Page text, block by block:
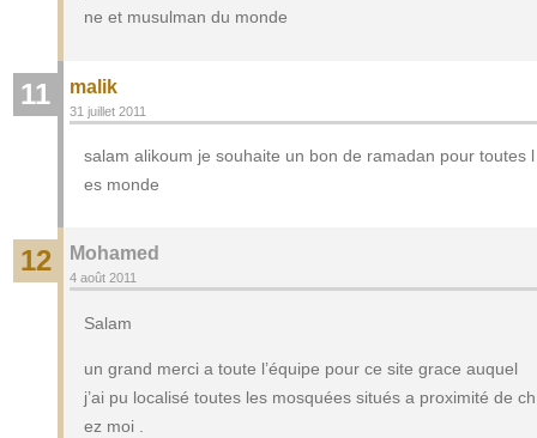
ne et musulman du monde
11 malik
31 juillet 2011
salam alikoum je souhaite un bon de ramadan pour toutes l
es monde
12 Mohamed
4 août 2011
Salam
un grand merci a toute l’équipe pour ce site grace auquel
j’ai pu localisé toutes les mosquées situés a proximité de ch
ez moi .